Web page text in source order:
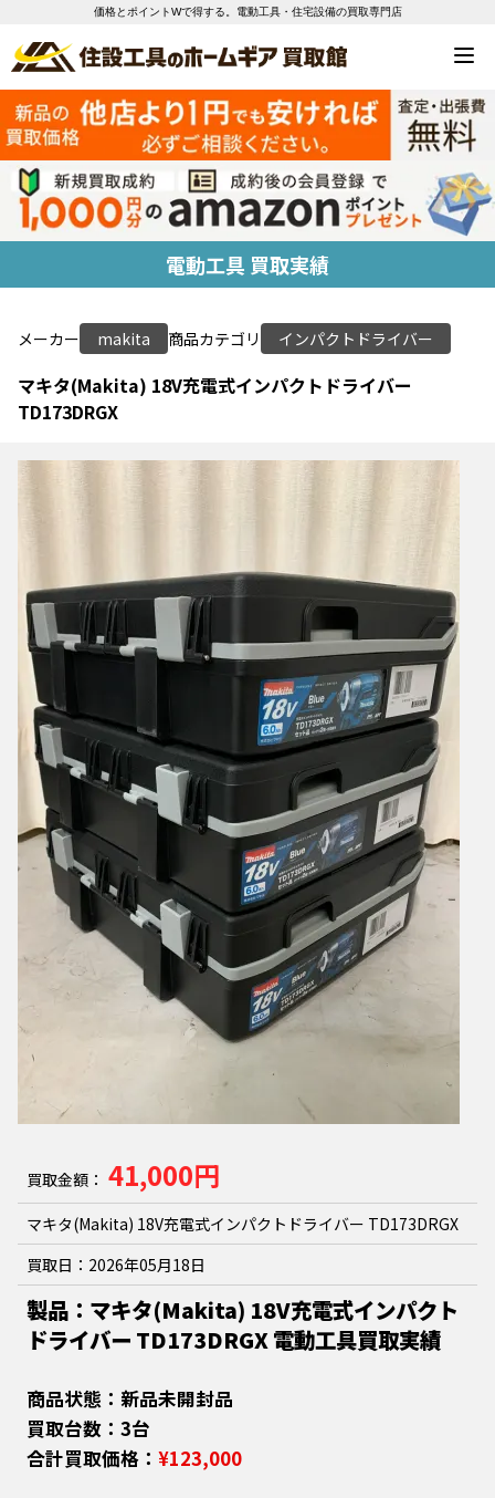
価格とポイントWで得する。電動工具・住宅設備の買取専門店
電動工具 買取実績
メーカー makita 商品カテゴリ インパクトドライバー
マキタ(Makita) 18V充電式インパクトドライバー
TD173DRGX
買取金額： 41,000円
マキタ(Makita) 18V充電式インパクトドライバー TD173DRGX
買取日： 2026年05月18日
製品：マキタ(Makita) 18V充電式インパクト
ドライバー TD173DRGX 電動工具買取実績
商品状態：新品未開封品
買取台数：3台
合計買取価格： ¥123,000